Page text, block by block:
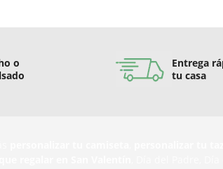
o
Entrega
tu casa